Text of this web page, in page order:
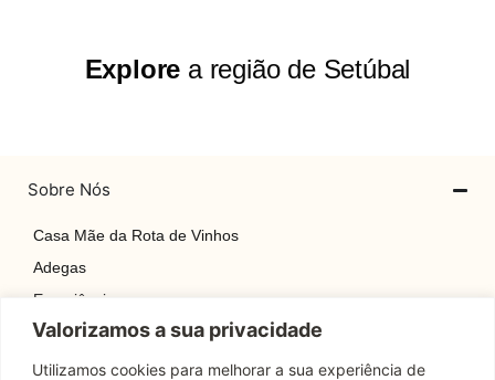
Valorizamos a sua privacidade
Utilizamos cookies para melhorar a sua experiência de
Explore a região de Setúbal
Sobre Nós
Casa Mãe da Rota de Vinhos
Adegas
Experiências
Explore
Rotas